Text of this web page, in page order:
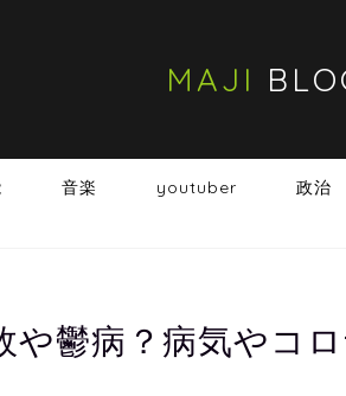
MAJI
音楽 youtuber 政治
や鬱病？病気やコ